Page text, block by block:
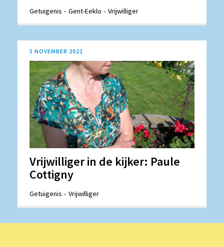
Getuigenis Gent-Eeklo Vrijwilliger
5 NOVEMBER 2021
Vrijwilliger in de kijker: Paule
Cottigny
Getuigenis Vrijwilliger